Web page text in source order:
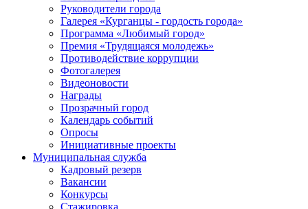
Руководители города
Галерея «Курганцы - гордость города»
Программа «Любимый город»
Премия «Трудящаяся молодежь»
Противодействие коррупции
Фотогалерея
Видеоновости
Награды
Прозрачный город
Календарь событий
Опросы
Инициативные проекты
Муниципальная служба
Кадровый резерв
Вакансии
Конкурсы
Стажировка